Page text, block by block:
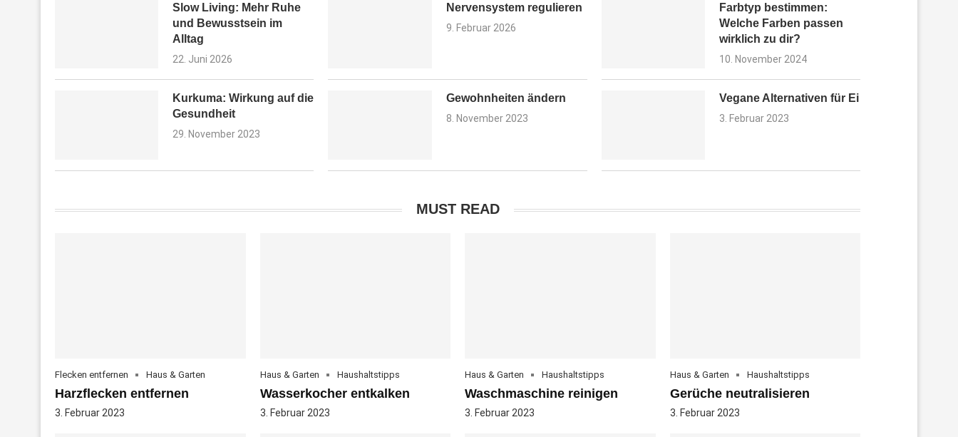
Slow Living: Mehr Ruhe
und Bewusstsein im
Alltag
22. Juni 2026
Nervensystem regulieren
9. Februar 2026
Farbtyp bestimmen:
Welche Farben passen
wirklich zu dir?
10. November 2024
Kurkuma: Wirkung auf die
Gesundheit
29. November 2023
Gewohnheiten ändern
8. November 2023
Vegane Alternativen für Ei
3. Februar 2023
MUST READ
Flecken entfernen Haus & Garten
Harzflecken entfernen
3. Februar 2023
Haus & Garten Haushaltstipps
Wasserkocher entkalken
3. Februar 2023
Haus & Garten Haushaltstipps
Waschmaschine reinigen
3. Februar 2023
Haus & Garten Haushaltstipps
Gerüche neutralisieren
3. Februar 2023